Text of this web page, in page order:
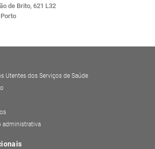
de Brito, 621 L32
Utentes dos Serviços de Saúde
administrativa